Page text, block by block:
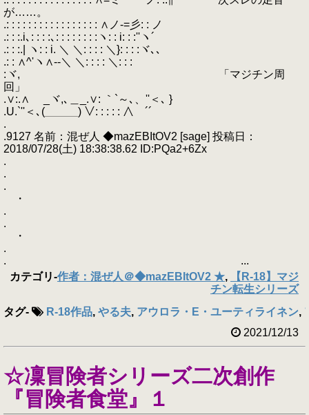
が……。
.: : : : : : : : : : : : : : : : : ∧ノ-=彡: : ノ
.: : :.i､: : : :､: : : : : : : :ヽ: : i: : :''ヽ´
.: : :.| ヽ: : i. ＼ ＼: : : : ＼}: : : :ヾ､､
.: : ∧^'ヽ∧‐-＼ ＼: : : : ＼: : :
:ヾ, 「マジチン周
回」
.∨:.∧ _ヾ,､＿_.∨: ｀`～､、''＜､ }
.U.`''＜､(＿＿＿) ∨: : : : : ∧￣´´
.
.9127 名前：混ぜ人 ◆mazEBItOV2 [sage] 投稿日：
2018/07/28(土) 18:38:38.62 ID:PQa2+6Zx
.
.
.
・
.
.
・
.
. ...
カテゴリ-作者：混ぜ人＠◆mazEBItOV2 ★,
【R-18】マジ
チン転生シリーズ
タグ- R-18作品, やる夫, アウロラ・E・ユーティライネン,
2021/12/13
☆凜冒険者シリーズ二次創作
『冒険者食堂』１